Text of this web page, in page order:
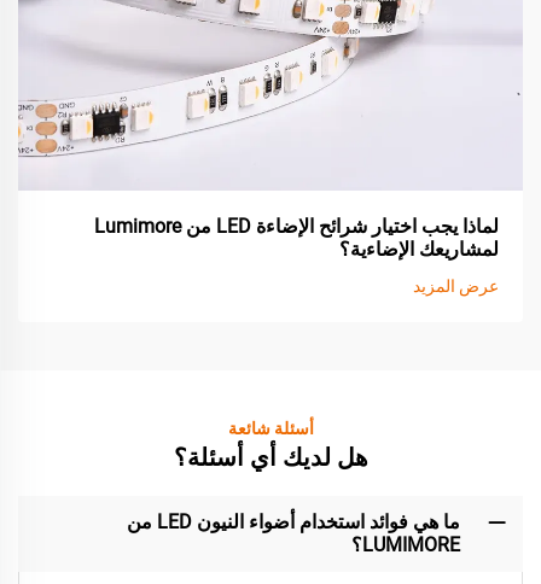
لماذا يجب اختيار شرائح الإضاءة LED من Lumimore
لمشاريعك الإضاءية؟
عرض المزيد
أسئلة شائعة
هل لديك أي أسئلة؟
ما هي فوائد استخدام أضواء النيون LED من
LUMIMORE؟